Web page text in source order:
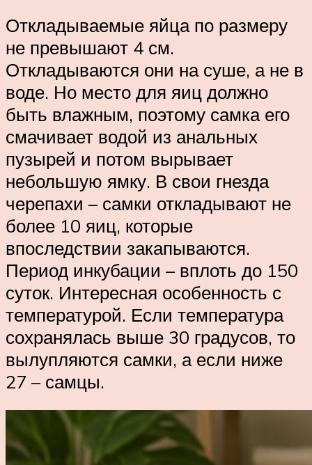
Откладываемые яйца по размеру
не превышают 4 см.
Откладываются они на суше, а не в
воде. Но место для яиц должно
быть влажным, поэтому самка его
смачивает водой из анальных
пузырей и потом вырывает
небольшую ямку. В свои гнезда
черепахи – самки откладывают не
более 10 яиц, которые
впоследствии закапываются.
Период инкубации – вплоть до 150
суток. Интересная особенность с
температурой. Если температура
сохранялась выше 30 градусов, то
вылупляются самки, а если ниже
27 – самцы.